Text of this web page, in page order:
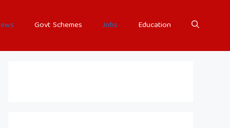
Govt Schemes Jobs Education